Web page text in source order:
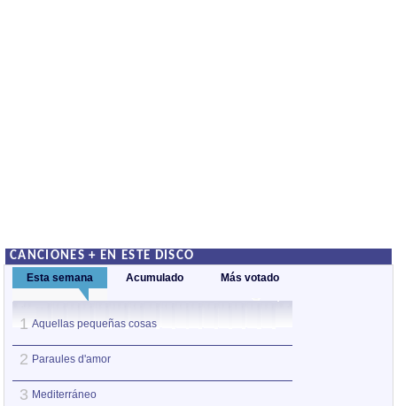
CANCIONES + EN ESTE DISCO
Esta semana Acumulado Más votado
1 Aquellas pequeñas cosas
2 Paraules d'amor
3 Mediterráneo